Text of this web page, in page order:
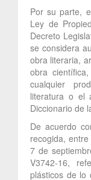
Por su parte,
Ley de
Decreto
se considera
obra literaria,
obra
cualquier
literatura o el
Diccionario de
De acuerdo
recogida,
7 de
V3742-16,
plásticos de lo